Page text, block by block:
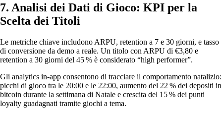
7. Analisi dei Dati di Gioco: KPI per la
Scelta dei Titoli
Le metriche chiave includono ARPU, retention a 7 e 30 giorni, e tasso
di conversione da demo a reale. Un titolo con ARPU di €3,80 e
retention a 30 giorni del 45 % è considerato “high performer”.
Gli analytics in‑app consentono di tracciare il comportamento natalizio:
picchi di gioco tra le 20:00 e le 22:00, aumento del 22 % dei depositi in
bitcoin durante la settimana di Natale e crescita del 15 % dei punti
loyalty guadagnati tramite giochi a tema.